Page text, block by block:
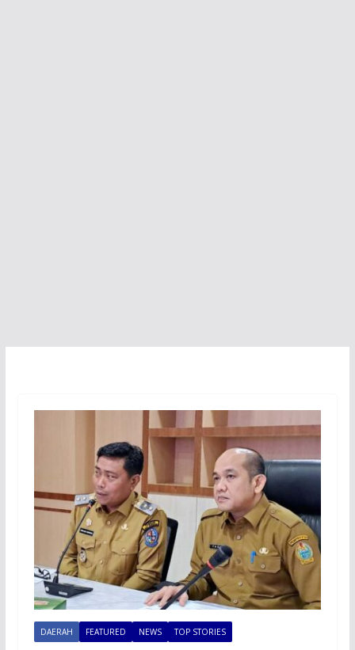
DAERAH FEATURED NEWS TOP STORIES